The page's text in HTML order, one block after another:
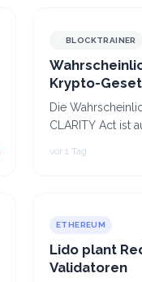
BLOCKTRAINER
Krypto-
Die
CLARITY Act ist
vor 1 Tag
ETHEREUM
Lido plant
Validatoren